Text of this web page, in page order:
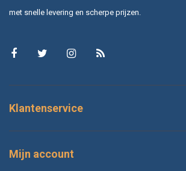
met snelle levering en scherpe prijzen.
Klantenservice
Mijn account